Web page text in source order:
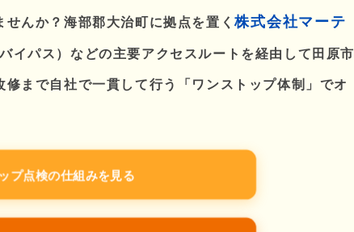
せんか？海部郡大治町に拠点を置く株式会社マーテ
イパス）などの主要アクセスルートを経由して田原市
まで自社で一貫して行う「ワンストップ体制」でオ
プ点検の仕組みを見る